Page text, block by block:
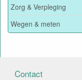
Zorg & Verpleging
Wegen & meten
Contact